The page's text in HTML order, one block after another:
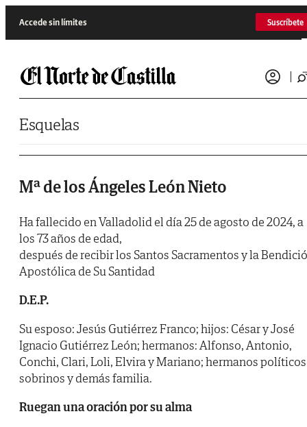
Accede sin límites Suscríbete
Esquelas
Mª de los Ángeles León Nieto
Ha fallecido en Valladolid el día 25 de agosto de 2024, a
los 73 años de edad,
después de recibir los Santos Sacramentos y la
Apostólica de Su Santidad
D.E.P.
Su esposo: Jesús Gutiérrez Franco; hijos: César y José
Ignacio Gutiérrez León; hermanos: Alfonso, Antonio,
Conchi, Clari, Loli, Elvira y Mariano; hermanos
sobrinos y demás familia.
Ruegan una oración por su alma